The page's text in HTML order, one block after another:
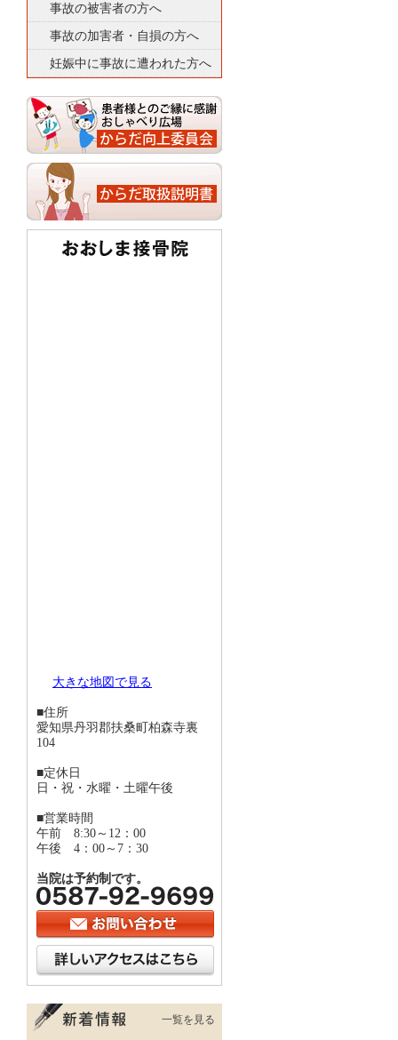
事故の被害者の方へ
事故の加害者・自損の方へ
妊娠中に事故に遭われた方へ
大きな地図で見る
■住所
愛知県丹羽郡扶桑町柏森寺裏
104
■定休日
日・祝・水曜・土曜午後
■営業時間
午前 8:30～12：00
午後 4：00～7：30
当院は予約制です。
一覧を見る